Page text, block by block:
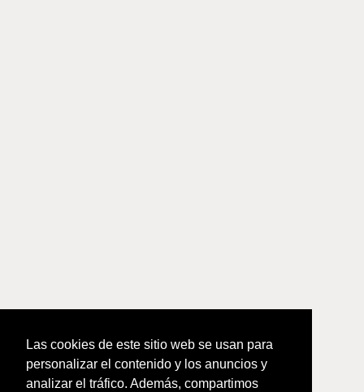
Las cookies de este sitio web se usan para
personalizar el contenido y los anuncios y
analizar el tráfico. Además, compartimos